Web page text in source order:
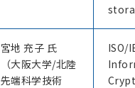
宮地 充子 氏
（大阪大学/北陸
先端科学技術
ISO/